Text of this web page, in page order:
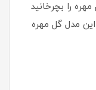
را بچرخانید
این مدل گل مهره